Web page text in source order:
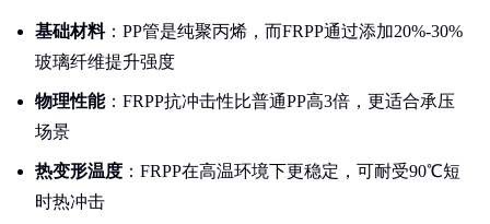
基础材料：PP管是纯聚丙烯，而FRPP通过添加20%-30%
玻璃纤维提升强度
物理性能：FRPP抗冲击性比普通PP高3倍，更适合承压
场景
热变形温度 ：FRPP在高温环境下更稳定，可耐受90℃短
时热冲击